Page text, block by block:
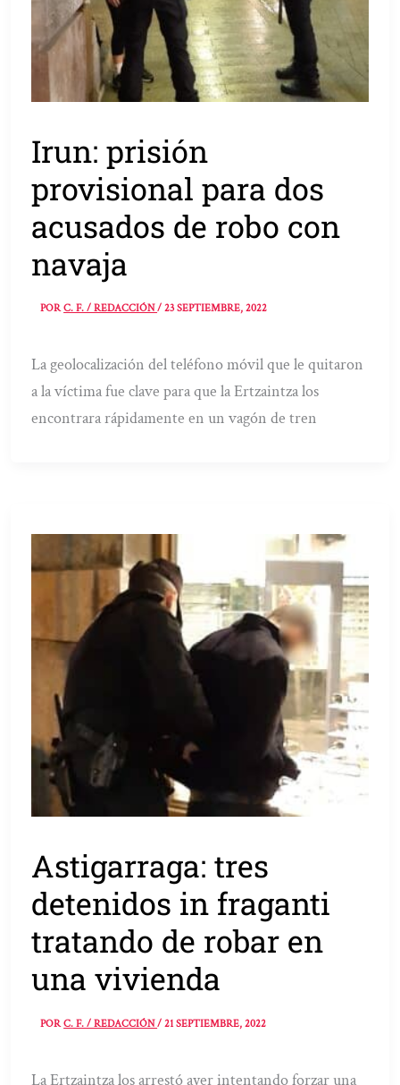
Irun: prisión
provisional para dos
acusados de robo con
navaja
PORC. F. / REDACCIÓN/23 SEPTIEMBRE, 2022
La geolocalización del teléfono móvil que le quitaron
a la víctima fue clave para que la Ertzaintza los
encontrara rápidamente en un vagón de tren
Astigarraga: tres
detenidos in fraganti
tratando de robar en
una vivienda
PORC. F. / REDACCIÓN/21 SEPTIEMBRE, 2022
La Ertzaintza los arrestó ayer intentando forzar una